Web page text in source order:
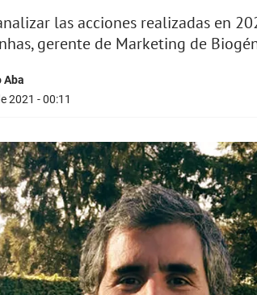
las acciones realizadas en
gerente de Marketing de
Aba
2021 - 00:11